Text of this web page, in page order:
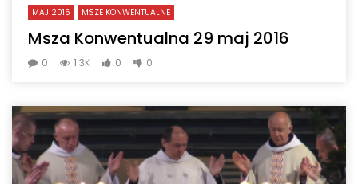
MAJ 2016 MSZE KONWENTUALNE
Msza Konwentualna 29 maj 2016
0 1.3K 0 0